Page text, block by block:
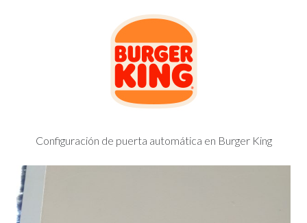
Configuración de puerta automática en Burger King